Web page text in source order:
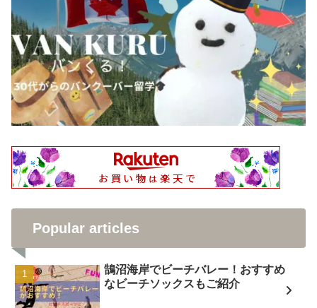
Popular articles
鵠沼海岸でビーチバレー！おすすめ
なビーチソックスもご紹介